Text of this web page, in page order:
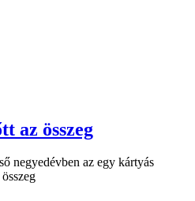
az összeg
negyedévben az egy kártyás